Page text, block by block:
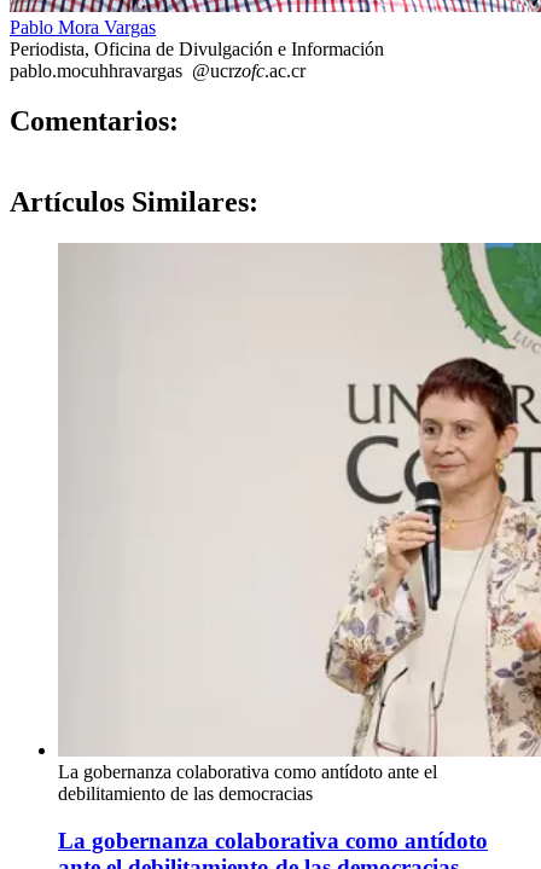
Pablo Mora Vargas
Periodista, Oficina de Divulgación e Información
pablo.mocuhhravargas @ucrzofc.ac.cr
Comentarios:
Artículos Similares:
La gobernanza colaborativa como antídoto ante el
debilitamiento de las democracias
La gobernanza colaborativa como antídoto